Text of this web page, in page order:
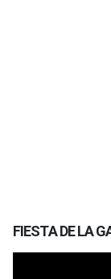
FIESTA DE LA